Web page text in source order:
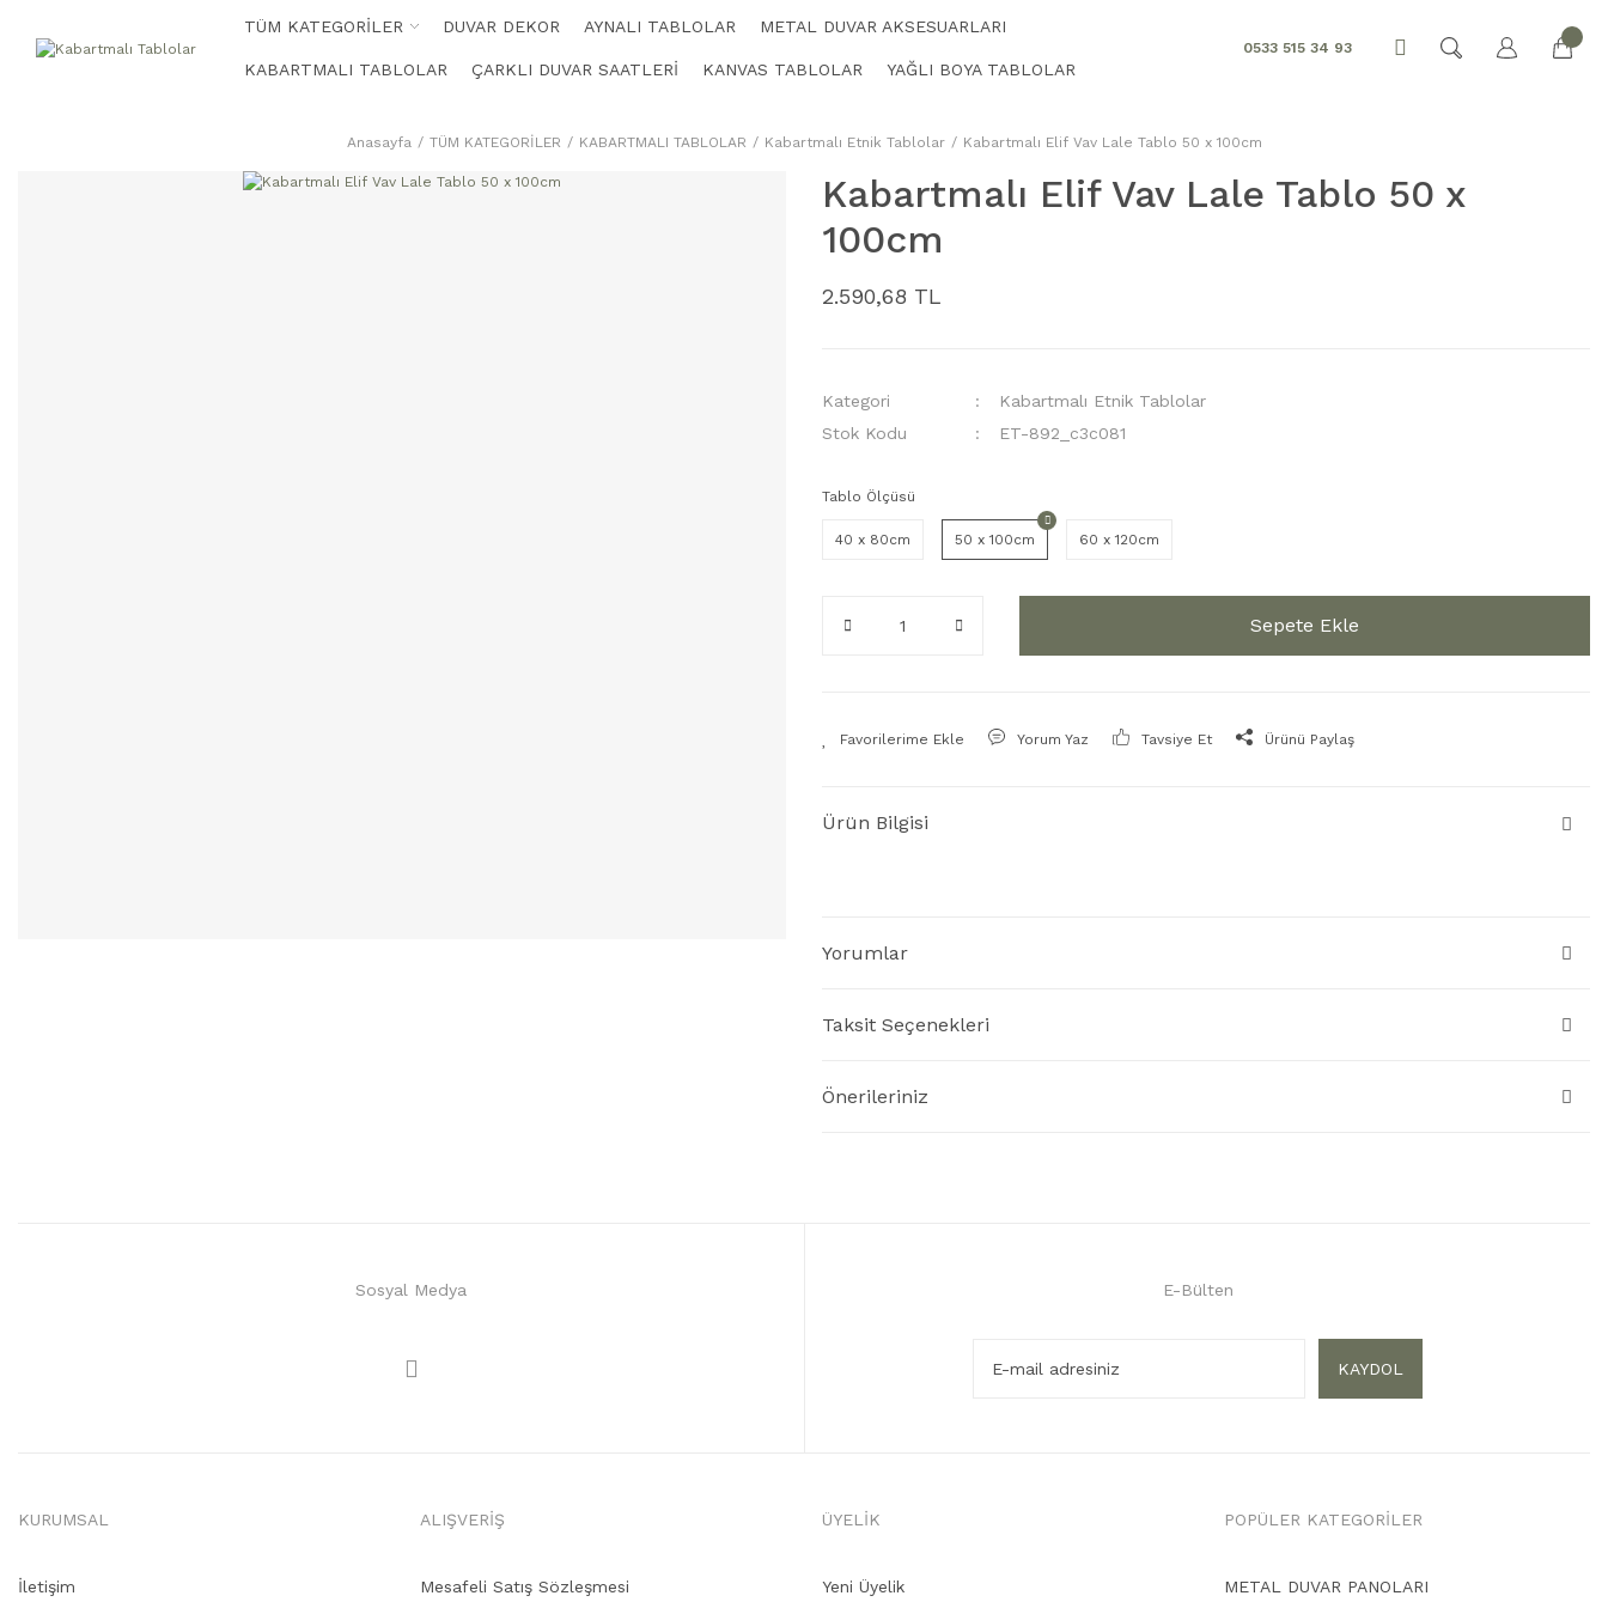
TÜM KATEGORİLER DUVAR DEKOR AYNALI TABLOLAR METAL DUVAR AKSESUARLARI
KABARTMALI TABLOLAR ÇARKLI DUVAR SAATLERİ KANVAS TABLOLAR YAĞLI BOYA TABLOLAR
0533 515 34 93
Anasayfa TÜM KATEGORİLER KABARTMALI TABLOLAR Kabartmalı Etnik Tablolar Kabartmalı Elif Vav Lale Tablo 50 x 100cm
Kabartmalı Elif Vav Lale Tablo 50 x
100cm
2.590,68 TL
Kategori
Kabartmalı Etnik Tablolar
Stok Kodu
ET-892_c3c081
Tablo Ölçüsü
40 x 80cm 50 x 100cm 60 x 120cm
Sepete Ekle
Yorum Yaz Tavsiye Et Ürünü Paylaş
Ürün Bilgisi
Yorumlar
Taksit Seçenekleri
Önerileriniz
Sosyal Medya E-Bülten
KAYDOL
KURUMSAL
İletişim
ALIŞVERİŞ
Mesafeli Satış Sözleşmesi
ÜYELİK
Yeni Üyelik
POPÜLER KATEGORİLER
METAL DUVAR PANOLARI